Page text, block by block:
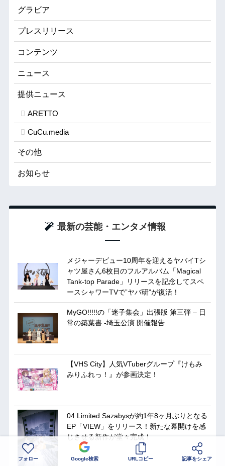
グラビア
プレスリリース
コンテンツ
ニュース
提供ニュース
ARETTO
CuCu.media
その他
お知らせ
最新の芸能・エンタメ情報
メジャーデビュー10周年を迎えるヤバイTシ
ャツ屋さん6枚目のフルアルバム「Magical
Tank-top Parade」リリースを記念してスペ
ースシャワーTVで”ヤバ研”が復活！
MyGO!!!!!の「迷子集会」出張版 第三弾 – 日
常の築葉書 -埼玉公演 開催報告
【VHS City】人気VTuberグループ『けもみ
みりふれっ！』が参画決定！
04 Limited Sazabysが約1年8ヶ月ぶりとなる
EP「VIEW」をリリース！新たな幕開けを感
じさせる新作が堂々完成！
フォロー Google検索 URLコピー 記事をシェア